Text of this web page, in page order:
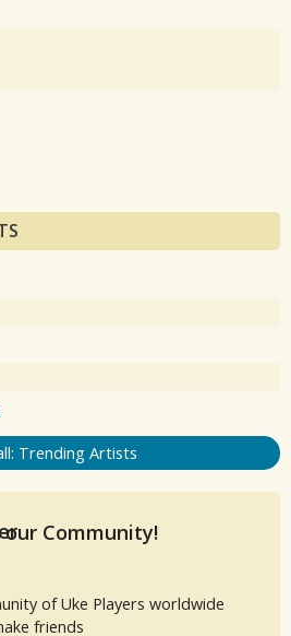
Trending Artists
Community!
of Uke Players worldwide
friends